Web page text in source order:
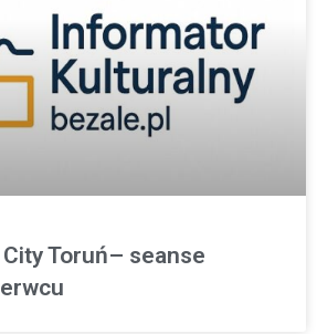
Toruń– seanse